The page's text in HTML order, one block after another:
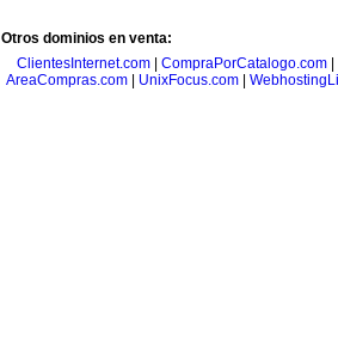
Otros dominios en venta:
ClientesInternet.com
CompraPorCatalogo.com
AreaCompras.com
UnixFocus.com